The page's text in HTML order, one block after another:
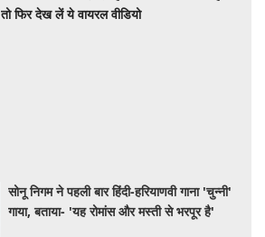
तो फिर देख लें ये वायरल वीडियो
सोनू निगम ने पहली बार हिंदी-हरियाणवी गाना 'चुन्नी'
गाया, बताया- 'यह रोमांस और मस्ती से भरपूर है'